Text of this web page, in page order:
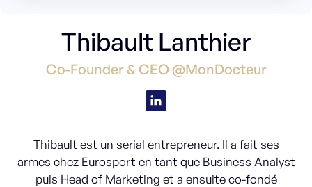
Thibault Lanthier
Co-Founder & CEO @MonDocteur
Thibault est un serial entrepreneur. Il a fait ses
armes chez Eurosport en tant que Business Analyst
puis Head of Marketing et a ensuite co-fondé